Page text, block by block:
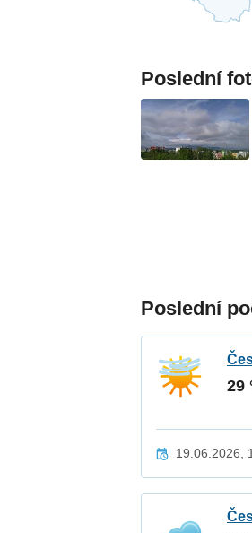
Poslední
Poslední
29
19.06.2026,